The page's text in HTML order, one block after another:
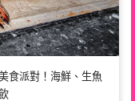
食派對！海鮮、生魚